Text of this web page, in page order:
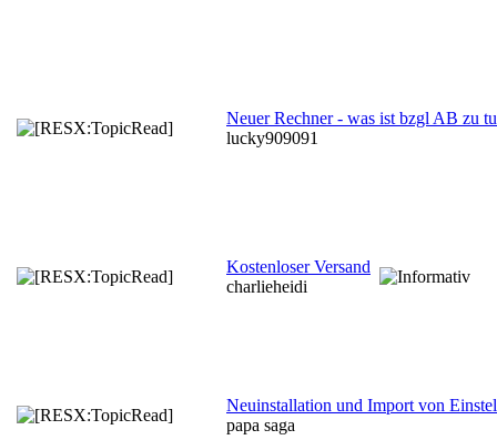
Neuer Rechner - was ist bzgl AB zu
lucky909091
Kostenloser Versand
charlieheidi
Neuinstallation und Import von
papa saga